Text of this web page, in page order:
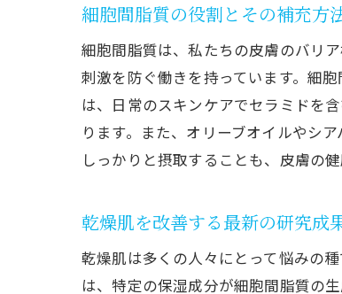
細胞間脂質の役割とその補充方
細胞間脂質は、私たちの皮膚のバリ
刺激を防ぐ働きを持っています。細
は、日常のスキンケアでセラミドを
ります。また、オリーブオイルやシ
しっかりと摂取することも、皮膚の
乾燥肌を改善する最新の研究成
乾燥肌は多くの人々にとって悩みの
は、特定の保湿成分が細胞間脂質の